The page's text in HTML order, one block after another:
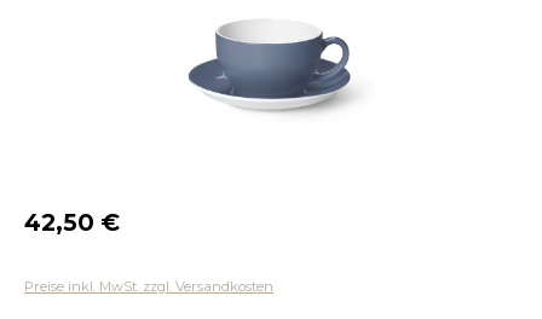
Regulärer Preis:
42,50 €
Preise inkl. MwSt. zzgl. Versandkosten